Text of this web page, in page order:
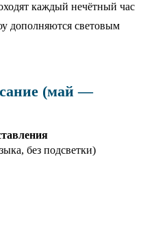
каждый нечётный час
дополняются световым
(май —
без подсветки)